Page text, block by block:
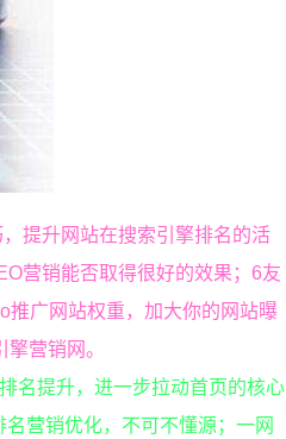
提升网站在搜索引擎排名的活
营销能否取得很好的效果；6友
推广网站权重，加大你的网站曝
营销网。
名提升，进一步拉动首页的核心
营销优化，不可不懂源；一网